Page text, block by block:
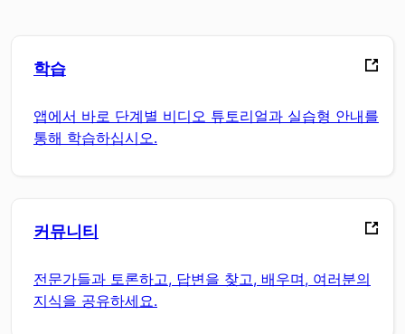
학습
앱에서 바로 단계별 비디오 튜토리얼과 실습형 안내를
통해 학습하십시오.
커뮤니티
전문가들과 토론하고, 답변을 찾고, 배우며, 여러분의
지식을 공유하세요.